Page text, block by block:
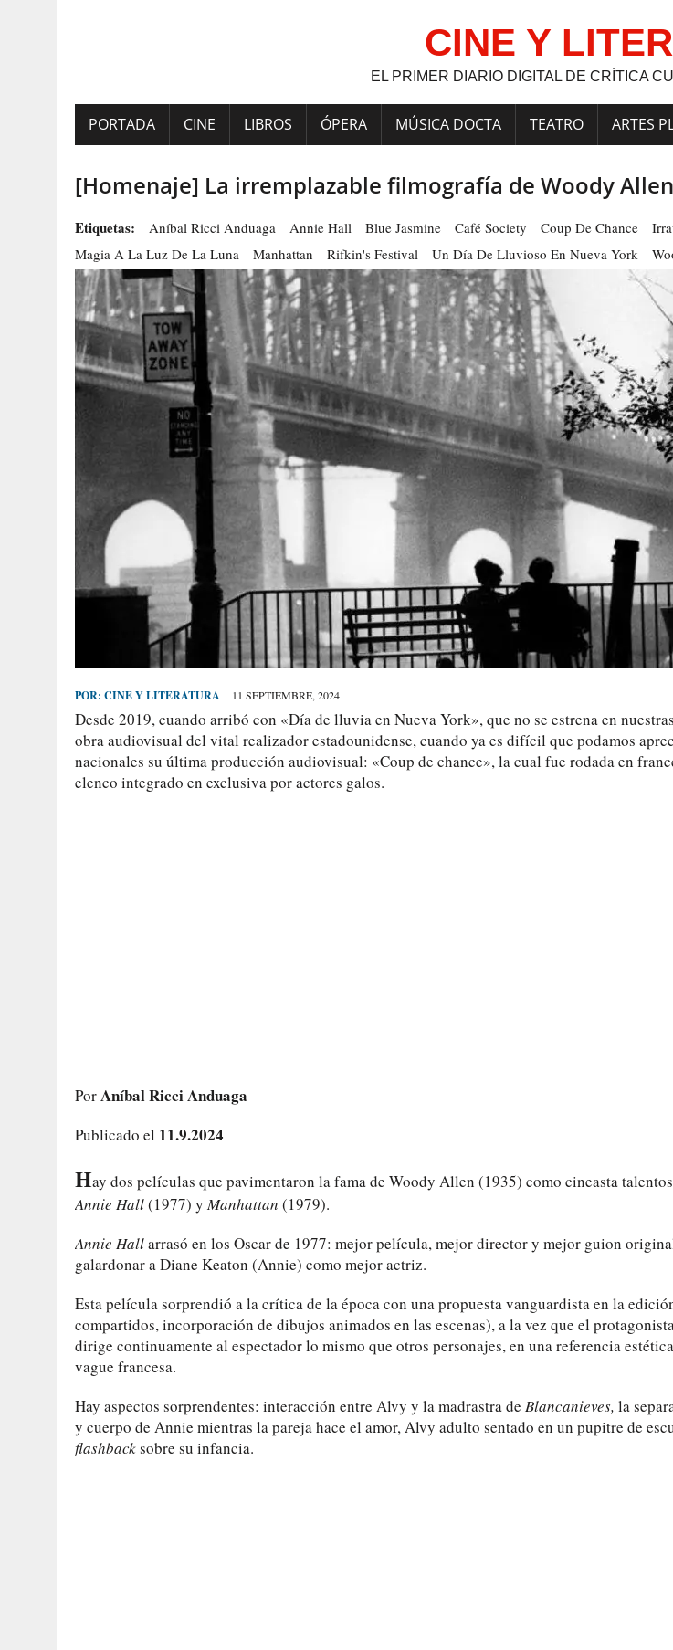
CINE Y
EL PRIMER DIARIO DIGITAL DE CRÍTICA
PORTADA CINE LIBROS ÓPERA MÚSICA DOCTA TEATRO ARTES
[Homenaje] La irremplazable filmografía de Woody Allen
Etiquetas: Aníbal Ricci Anduaga Annie Hall Blue Jasmine Café Society Coup De Chance
Magia A La Luz De La Luna
Manhattan Rifkin's Festival Un Día De Lluvioso En Nueva York
POR: CINE Y LITERATURA 11 SEPTIEMBRE, 2024
Desde 2019, cuando arribó con «Día de lluvia en Nueva York», que no se estrena en
obra audiovisual del vital realizador estadounidense, cuando ya es difícil que podamos
nacionales su última producción audiovisual: «Coup de chance», la cual fue rodada en
elenco integrado en exclusiva por actores galos.
PorAníbal Ricci Anduaga
Publicado el 11.9.2024
Hay dos películas que pavimentaron la fama de Woody Allen (1935) como cineasta
Annie Hall(1977) yManhattan (1979).
Annie Hallarrasó en los Oscar de 1977: mejor película, mejor director y mejor guion
galardonar a Diane Keaton (Annie) como mejor actriz.
Esta película sorprendió a la crítica de la época con una propuesta vanguardista en la
compartidos, incorporación de dibujos animados en las escenas), a la vez que el
dirige continuamente al espectador lo mismo que otros personajes, en una referencia
vague francesa.
Hay aspectos sorprendentes: interacción entre Alvy y la madrastra de Blancanieves, la
y cuerpo de Annie mientras la pareja hace el amor, Alvy adulto sentado en un pupitre de
flashbacksobre su infancia.